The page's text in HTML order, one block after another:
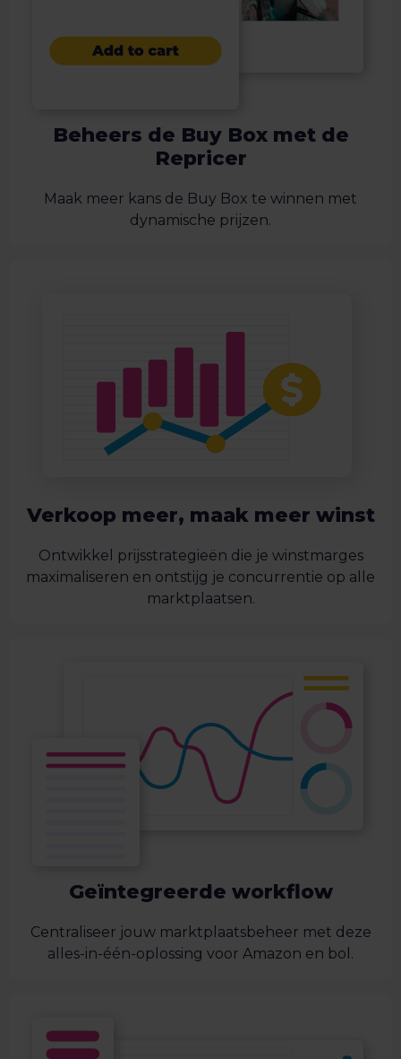
Beheers de Buy Box met de
Repricer
Maak meer kans de Buy Box te winnen met
dynamische prijzen.
Verkoop meer, maak meer winst
Ontwikkel prijsstrategieën die je winstmarges
maximaliseren en ontstijg je concurrentie op alle
marktplaatsen.
Geïntegreerde workflow
Centraliseer jouw marktplaatsbeheer met deze
alles-in-één-oplossing voor Amazon en bol.